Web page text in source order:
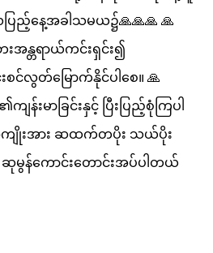
ည့်နေ့အခါသမယ၌🙏🙏🙏 🙏
းအန္တရာယ်ကင်းရှင်း၍
င်လွတ်မြောက်နိုင်ပါစေ။ 🙏
န်းမာခြင်းနှင့် ပြီးပြည့်စုံကြပါ
ကျိုးအား ဆထက်တပိုး သယ်ပိုး
ဆုမွန်ကောင်းတောင်းအပ်ပါတယ်